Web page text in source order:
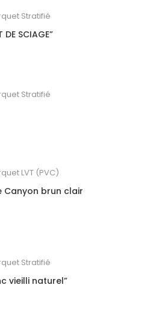
Stratifié
DE SCIAGE”
Stratifié
LVT (PVC)
Canyon brun clair
Stratifié
vieilli naturel”